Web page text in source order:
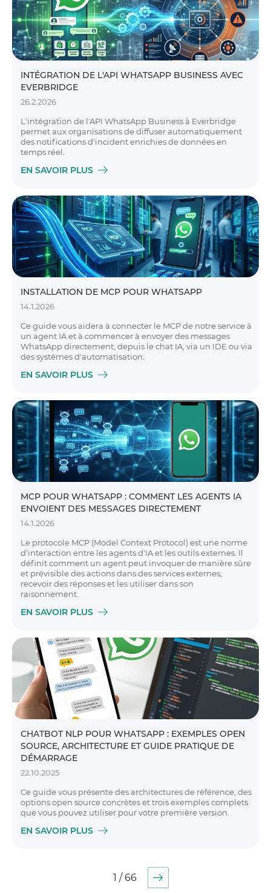
INTÉGRATION DE L'API WHATSAPP BUSINESS AVEC
EVERBRIDGE
26.2.2026
L'intégration de l'API WhatsApp Business à Everbridge
permet aux organisations de diffuser automatiquement
des notifications d'incident enrichies de données en
temps réel.
EN SAVOIR PLUS
INSTALLATION DE MCP POUR WHATSAPP
14.1.2026
Ce guide vous aidera à connecter le MCP de notre service à
un agent IA et à commencer à envoyer des messages
WhatsApp directement, depuis le chat IA, via un IDE ou via
des systèmes d'automatisation.
EN SAVOIR PLUS
MCP POUR WHATSAPP : COMMENT LES AGENTS IA
ENVOIENT DES MESSAGES DIRECTEMENT
14.1.2026
Le protocole MCP (Model Context Protocol) est une norme
d'interaction entre les agents d'IA et les outils externes. Il
définit comment un agent peut invoquer de manière sûre
et prévisible des actions dans des services externes,
recevoir des réponses et les utiliser dans son
raisonnement.
EN SAVOIR PLUS
CHATBOT NLP POUR WHATSAPP : EXEMPLES OPEN
SOURCE, ARCHITECTURE ET GUIDE PRATIQUE DE
DÉMARRAGE
22.10.2025
Ce guide vous présente des architectures de référence, des
options open source concrètes et trois exemples complets
que vous pouvez utiliser pour votre première version.
EN SAVOIR PLUS
1 / 66